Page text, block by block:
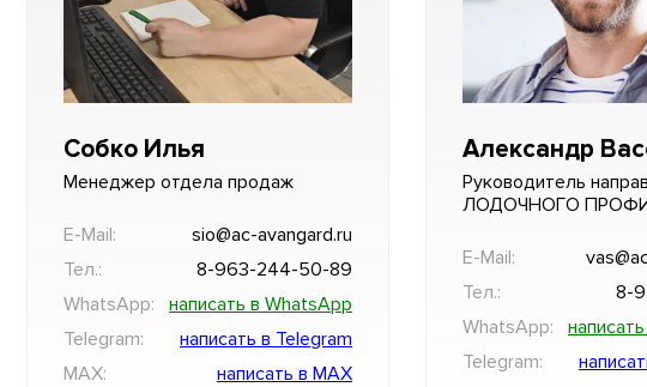
Собко Илья
Менеджер отдела продаж
E-Mail:
sio@ac-avangard.ru
Тел.:
8-963-244-50-89
WhatsApp:
написать в WhatsApp
Telegram:
написать в Telegram
MAX:
написать в MAX
Александр
Руководитель
ЛОДОЧНОГО
E-Mail:
Тел.:
8-
WhatsApp:
Telegram: